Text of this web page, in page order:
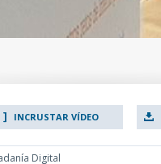
INCRUSTAR VÍDEO
Digital